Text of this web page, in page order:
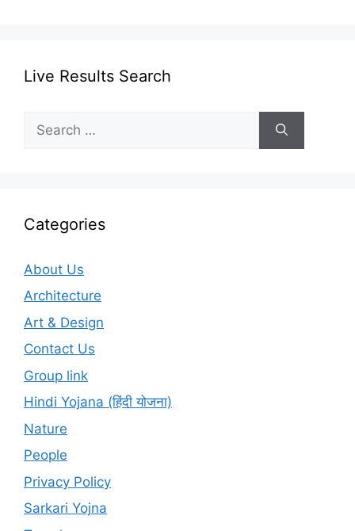
Live Results Search
for:
Categories
About Us
Architecture
Art & Design
Contact Us
Group link
Hindi Yojana (हिंदी योजना)
Nature
People
Privacy Policy
Sarkari Yojna